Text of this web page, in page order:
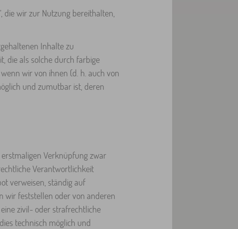
die wir zur Nutzung bereithalten,
Inhalte zu
die als solche durch farbige
wir von ihnen (d. h. auch von
und zumutbar ist, deren
Verknüpfung zwar
Verantwortlichkeit
verweisen, ständig auf
wir feststellen oder von anderen
zivil- oder strafrechtliche
technisch möglich und